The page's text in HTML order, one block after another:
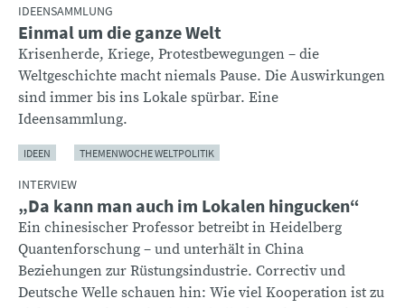
IDEENSAMMLUNG
Einmal um die ganze Welt
Krisenherde, Kriege, Protestbewegungen – die
Weltgeschichte macht niemals Pause. Die Auswirkungen
sind immer bis ins Lokale spürbar. Eine
Ideensammlung.
IDEEN THEMENWOCHE WELTPOLITIK
INTERVIEW
„Da kann man auch im Lokalen hingucken“
Ein chinesischer Professor betreibt in Heidelberg
Quantenforschung – und unterhält in China
Beziehungen zur Rüstungsindustrie. Correctiv und
Deutsche Welle schauen hin: Wie viel Kooperation ist zu